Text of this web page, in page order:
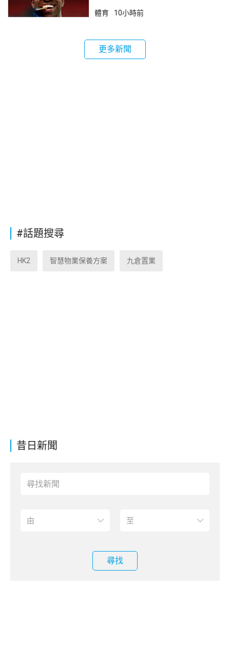
昔日新聞
尋找
體育 10小時前
更多新聞
#話題搜尋
HK2 智慧物業保養方案 九倉置業